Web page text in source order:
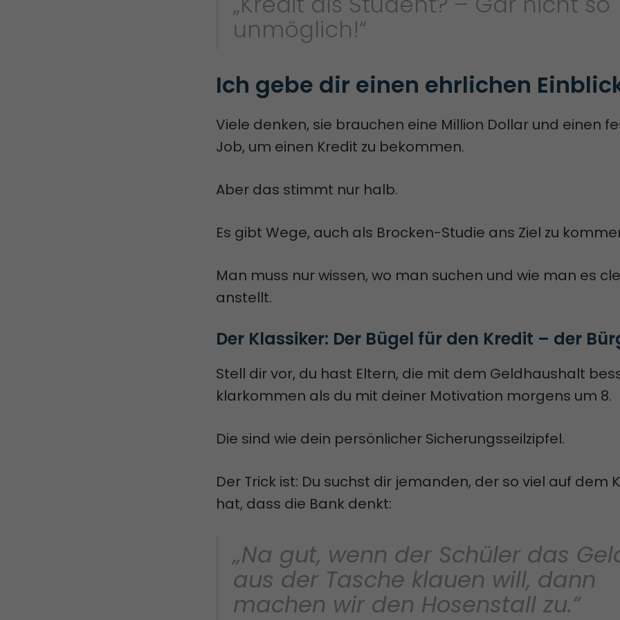
unmöglich!“
Ich gebe dir einen ehrlichen
Viele denken, sie brauchen eine Million Dollar und einen
Job, um einen Kredit zu bekommen.
Aber das stimmt nur halb.
Es gibt Wege, auch als Brocken-Studie ans Ziel zu
Man muss nur wissen, wo man suchen und wie man es
anstellt.
Der Klassiker: Der Bügel für den Kredit – der
Stell dir vor, du hast Eltern, die mit dem Geldhaushalt
klarkommen als du mit deiner Motivation morgens um 8.
Die sind wie dein persönlicher Sicherungsseilzipfel.
Der Trick ist: Du suchst dir jemanden, der so viel auf dem
hat, dass die Bank denkt:
„Na gut, wenn der Schüler das
aus der Tasche klauen will, dann
machen wir den Hosenstall zu.“